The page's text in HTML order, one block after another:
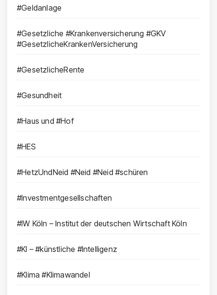
#Geldanlage
#Gesetzliche #Krankenversicherung #GKV
#GesetzlicheKrankenVersicherung
#GesetzlicheRente
#Gesundheit
#Haus und #Hof
#HES
#HetzUndNeid #Neid #Neid #schüren
#Investmentgesellschaften
#IW Köln – Institut der deutschen Wirtschaft Köln
#KI – #künstliche #Intelligenz
#Klima #Klimawandel